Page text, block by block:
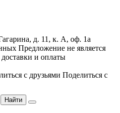
д. 11, к. А, оф. 1а
Предложение не является
и оплаты
с друзьями Поделиться с
Найти